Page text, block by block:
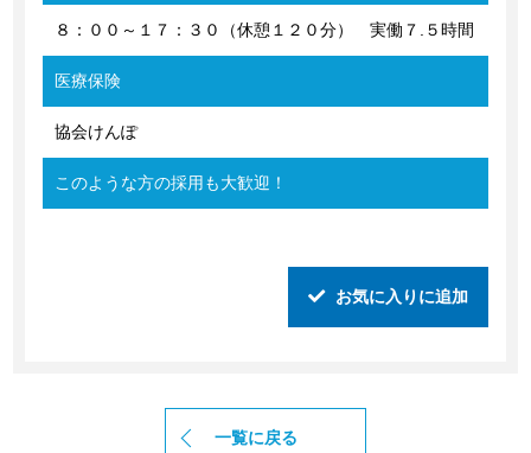
８：００～１７：３０（休憩１２０分） 実働７.５時間
医療保険
協会けんぽ
このような方の採用も大歓迎！
お気に入りに追加
一覧に戻る